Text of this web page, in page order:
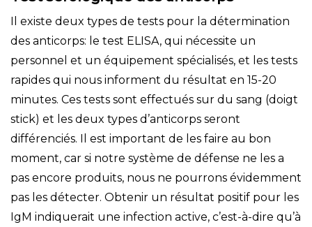
Il existe deux types de tests pour la détermination
des anticorps: le test ELISA, qui nécessite un
personnel et un équipement spécialisés, et les tests
rapides qui nous informent du résultat en 15-20
minutes. Ces tests sont effectués sur du sang (doigt
stick) et les deux types d’anticorps seront
différenciés. Il est important de les faire au bon
moment, car si notre système de défense ne les a
pas encore produits, nous ne pourrons évidemment
pas les détecter. Obtenir un résultat positif pour les
IgM indiquerait une infection active, c’est-à-dire qu’à